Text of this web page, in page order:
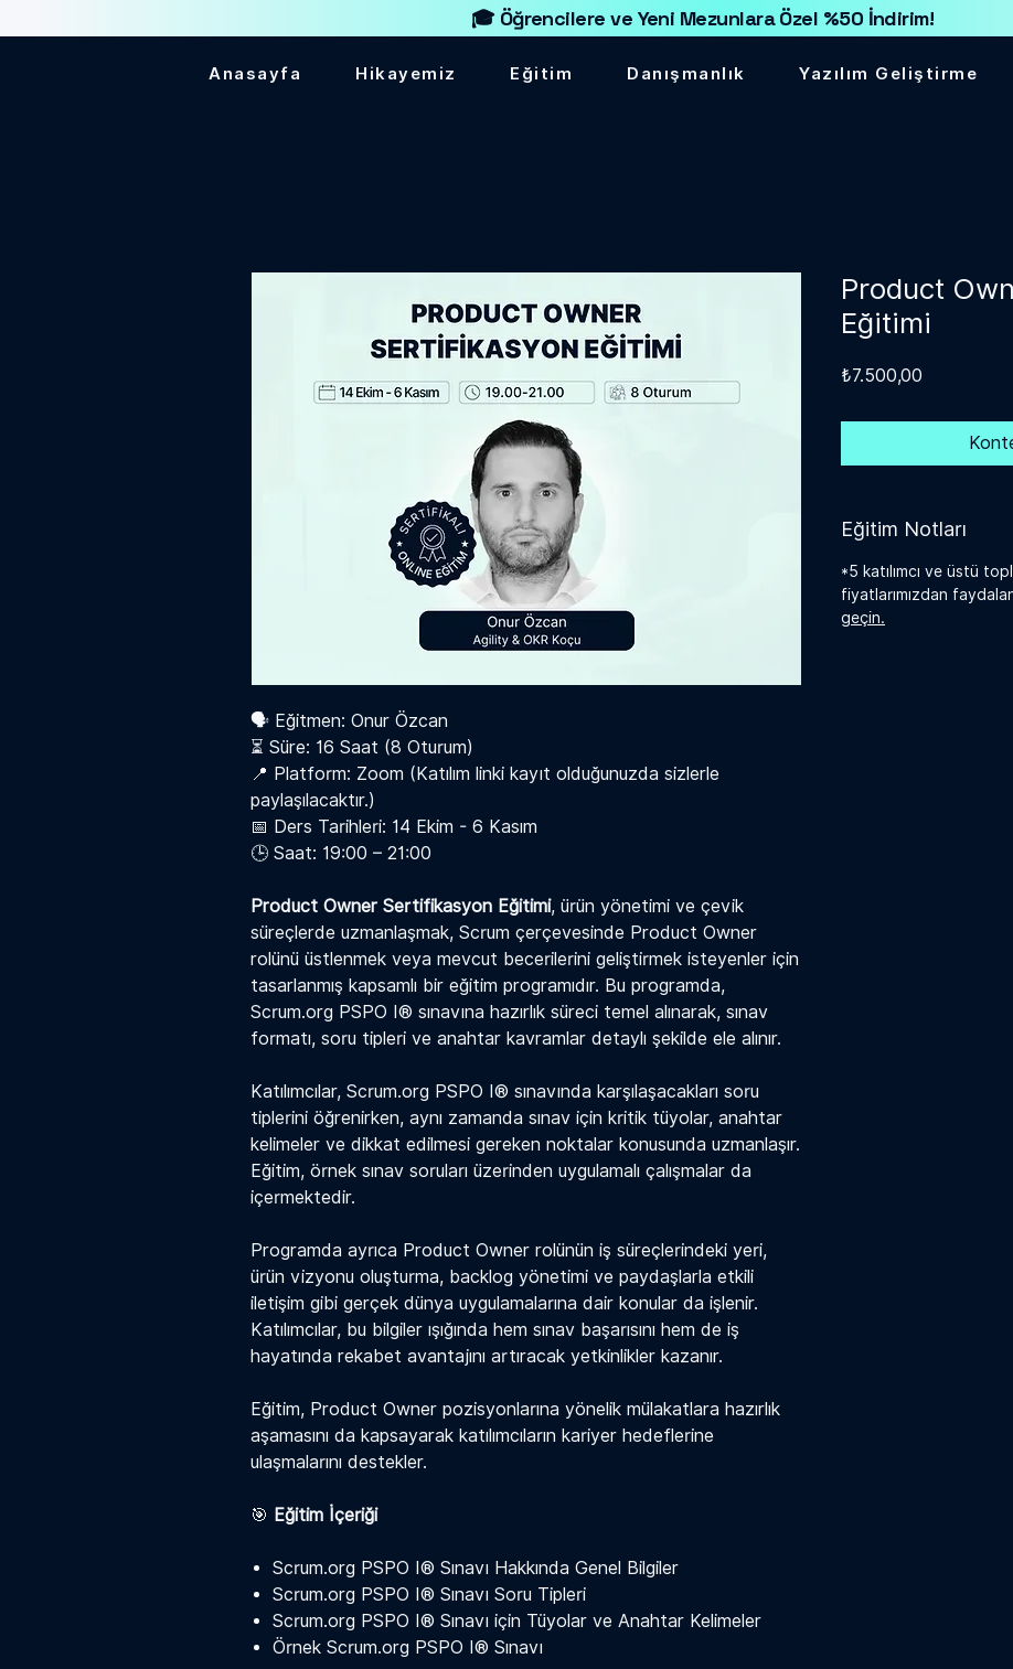
🎓 Öğrencilere ve Yeni Mezunlara Özel %50 İndirim!
Anasayfa Hikayemiz Eğitim Danışmanlık Yazılım Geliştirme
🗣️ Eğitmen: Onur Özcan
⏳ Süre: 16 Saat (8 Oturum)
📍 Platform: Zoom (Katılım linki kayıt olduğunuzda sizlerle
paylaşılacaktır.)
📅 Ders Tarihleri: 14 Ekim - 6 Kasım
🕒 Saat: 19:00 – 21:00
Product Owner Sertifikasyon Eğitimi, ürün yönetimi ve çevik
süreçlerde uzmanlaşmak, Scrum çerçevesinde Product Owner
rolünü üstlenmek veya mevcut becerilerini geliştirmek isteyenler için
tasarlanmış kapsamlı bir eğitim programıdır. Bu programda,
Scrum.org PSPO I® sınavına hazırlık süreci temel alınarak, sınav
formatı, soru tipleri ve anahtar kavramlar detaylı şekilde ele alınır.
Katılımcılar, Scrum.org PSPO I® sınavında karşılaşacakları soru
tiplerini öğrenirken, aynı zamanda sınav için kritik tüyolar, anahtar
kelimeler ve dikkat edilmesi gereken noktalar konusunda uzmanlaşır.
Eğitim, örnek sınav soruları üzerinden uygulamalı çalışmalar da
içermektedir.
Programda ayrıca Product Owner rolünün iş süreçlerindeki yeri,
ürün vizyonu oluşturma, backlog yönetimi ve paydaşlarla etkili
iletişim gibi gerçek dünya uygulamalarına dair konular da işlenir.
Katılımcılar, bu bilgiler ışığında hem sınav başarısını hem de iş
hayatında rekabet avantajını artıracak yetkinlikler kazanır.
Eğitim, Product Owner pozisyonlarına yönelik mülakatlara hazırlık
aşamasını da kapsayarak katılımcıların kariyer hedeflerine
ulaşmalarını destekler.
🎯 Eğitim İçeriği
Scrum.org PSPO I® Sınavı Hakkında Genel Bilgiler
Scrum.org PSPO I® Sınavı Soru Tipleri
Scrum.org PSPO I® Sınavı için Tüyolar ve Anahtar Kelimeler
Örnek Scrum.org PSPO I® Sınavı
Product
Eğitimi
₺7.500,00
Eğitim Notları
*5 katılımcı ve üstü
fiyatlarımızdan
geçin.